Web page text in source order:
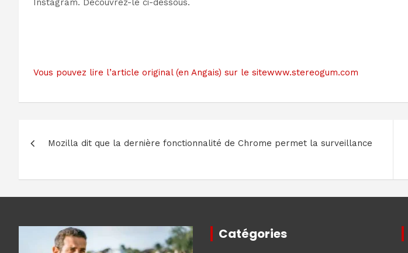
Instagram. Découvrez-le ci-dessous.
Vous pouvez lire l’article original (en Angais) sur le sitewww.stereogum.com
de
l’article
Mozilla dit que la dernière fonctionnalité de Chrome permet la surveillance
Catégories